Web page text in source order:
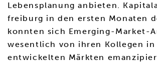
Lebensplanung anbieten.
freiburg in den ersten Monaten
konnten sich Emerging-Market-
wesentlich von ihren Kollegen in
entwickelten Märkten